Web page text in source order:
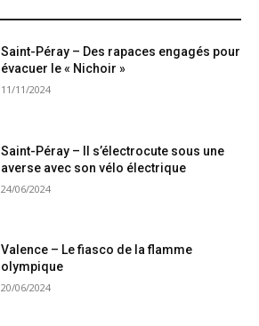
Saint-Péray – Des rapaces engagés pour
évacuer le « Nichoir »
11/11/2024
Saint-Péray – Il s’électrocute sous une
averse avec son vélo électrique
24/06/2024
Valence – Le fiasco de la flamme
olympique
20/06/2024